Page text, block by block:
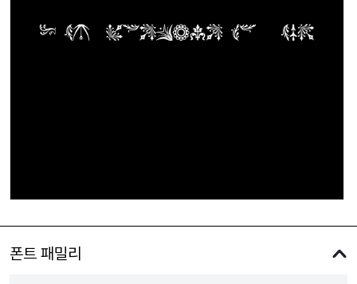
폰트 패밀리